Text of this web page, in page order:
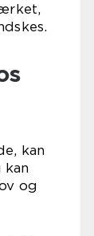
kan
og